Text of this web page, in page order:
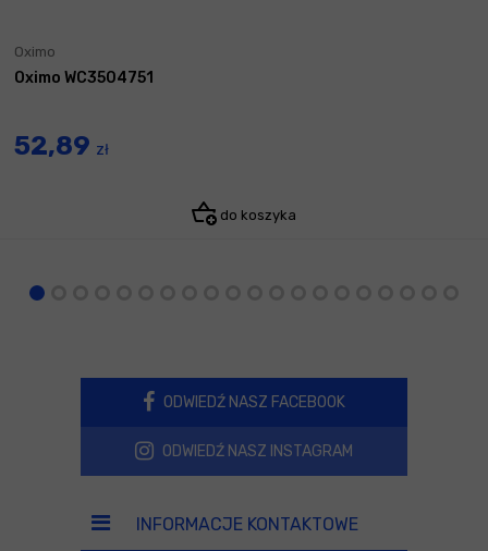
Oximo
Oximo WC3504751
52,89 zł
do koszyka
ODWIEDŹ NASZ FACEBOOK
ODWIEDŹ NASZ INSTAGRAM
INFORMACJE KONTAKTOWE